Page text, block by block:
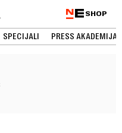
SHOP
SPECIJALI PRESS AKADEMIJA